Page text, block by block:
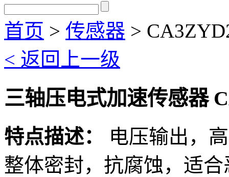
首页 > 传感器 >
< 返回上一级
三轴压电式加速传感器
特点描述：
电压输出，
整体密封，抗腐蚀，适